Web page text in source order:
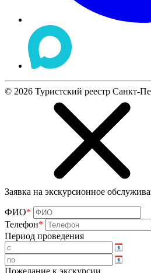
© 2026 Туристский реестр Санкт-
Заявка на экскурсионное
ФИО*
Телефон*
Период проведения
Пожелание к экскурсии